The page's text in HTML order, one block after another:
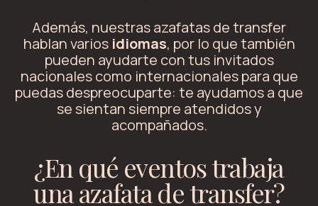
Además, nuestras azafatas de transfer
hablan varios idiomas, por lo que también
pueden ayudarte con tus invitados
nacionales como internacionales para que
puedas despreocuparte: te ayudamos a que
se sientan siempre atendidos y
acompañados.
¿En qué eventos trabaja
una azafata de transfer?